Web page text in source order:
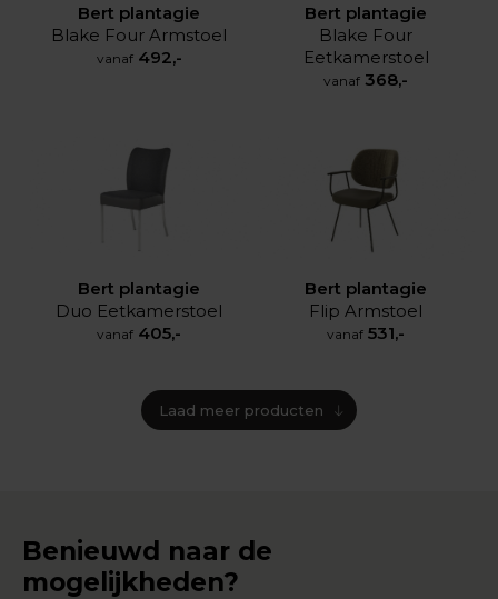
Bert plantagie
Blake Four Armstoel
vanaf 492,-
Bert plantagie
Blake Four
Eetkamerstoel
vanaf 368,-
Bert plantagie
Duo Eetkamerstoel
vanaf 405,-
Bert plantagie
Flip Armstoel
vanaf 531,-
Laad meer producten
Benieuwd naar de
mogelijkheden?